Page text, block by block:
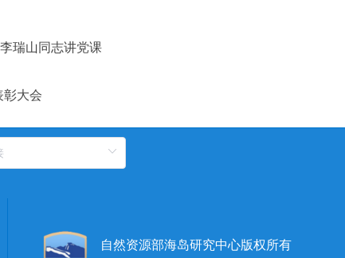
瑞山同志讲党课
彰大会
自然资源部海岛研究中心版权所有